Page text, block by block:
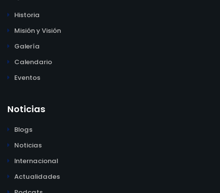
Historia
Misión y Visión
Galería
Calendario
Eventos
Noticias
Blogs
Noticias
Internacional
Actualidades